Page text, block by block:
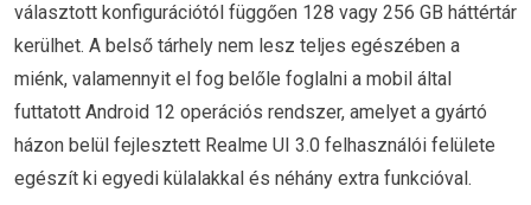
választott konfigurációtól függően 128 vagy 256 GB háttértár
kerülhet. A belső tárhely nem lesz teljes egészében a
miénk, valamennyit el fog belőle foglalni a mobil által
futtatott Android 12 operációs rendszer, amelyet a gyártó
házon belül fejlesztett Realme UI 3.0 felhasználói felülete
egészít ki egyedi külalakkal és néhány extra funkcióval.